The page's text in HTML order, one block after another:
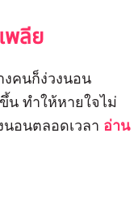
พลีย
งคนก็ง่วงนอน
น ทำให้หายใจไม่
นอนตลอดเวลา อ่าน